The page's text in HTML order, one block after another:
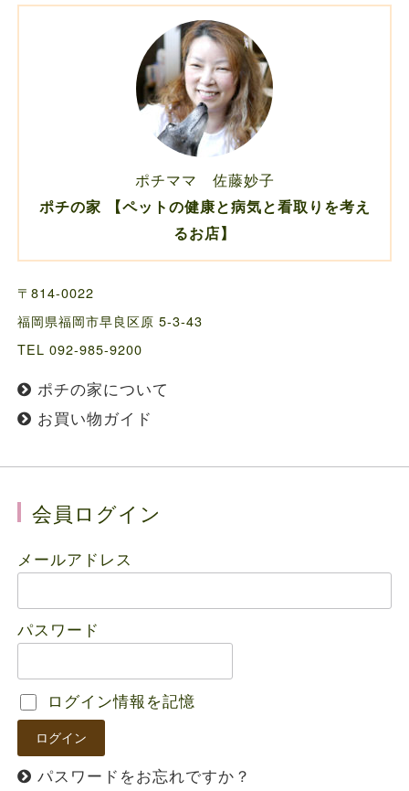
ポチママ 佐藤妙子
ポチの家 【ペットの健康と病気と看取りを考え
るお店】
〒814-0022
福岡県福岡市早良区原 5-3-43
TEL 092-985-9200
ポチの家について
お買い物ガイド
会員ログイン
メールアドレス
パスワード
ログイン情報を記憶
パスワードをお忘れですか？